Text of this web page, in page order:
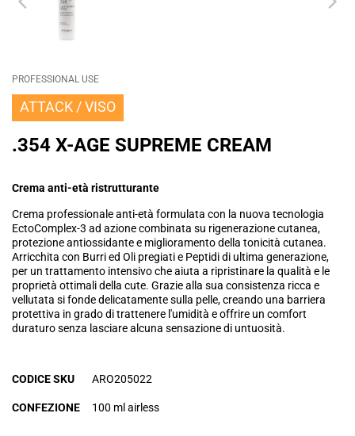
PROFESSIONAL USE
ATTACK VISO
.354 X-AGE SUPREME CREAM
Crema anti-età ristrutturante
Crema professionale anti-età formulata con la nuova tecnologia
EctoComplex-3 ad azione combinata su rigenerazione cutanea,
protezione antiossidante e miglioramento della tonicità cutanea.
Arricchita con Burri ed Oli pregiati e Peptidi di ultima generazione,
per un trattamento intensivo che aiuta a ripristinare la qualità e le
proprietà ottimali della cute. Grazie alla sua consistenza ricca e
vellutata si fonde delicatamente sulla pelle, creando una barriera
protettiva in grado di trattenere l'umidità e offrire un comfort
duraturo senza lasciare alcuna sensazione di untuosità.
CODICE SKU ARO205022
CONFEZIONE 100 ml airless